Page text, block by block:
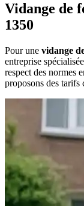
Vidange de
1350
Pour une vidange
entreprise
respect des normes
proposons des tarifs